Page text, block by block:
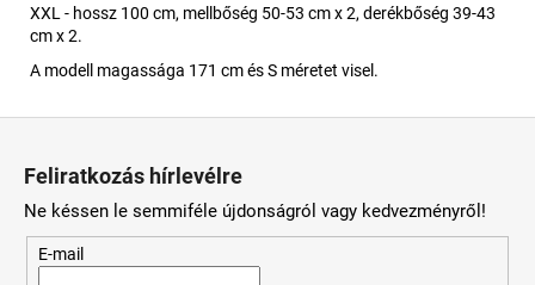
XXL - hossz 100 cm, mellbőség 50-53 cm x 2, derékbőség 39-43
cm x 2.
A modell magassága 171 cm és S méretet visel.
Feliratkozás hírlevélre
Ne késsen le semmiféle újdonságról vagy kedvezményről!
E-mail